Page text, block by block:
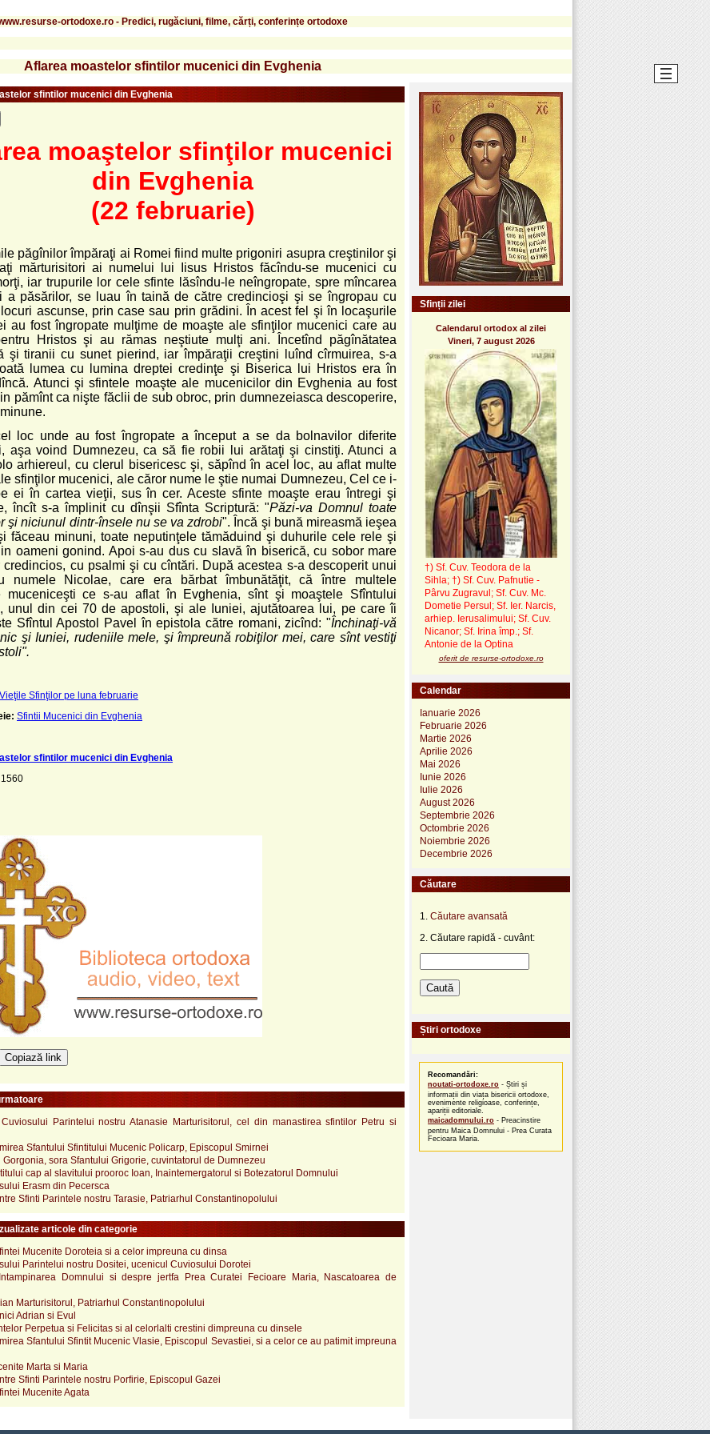
ortodoxe.ro - Predici, rugăciuni, filme, cărți, conferințe ortodoxe
Aflarea moastelor sfintilor mucenici din Evghenia
sfintilor mucenici din Evghenia
moaştelor sfinţilor mucenici
din Evghenia
(22 februarie)
păgînilor împăraţi ai Romei fiind multe prigoniri asupra creştinilor şi
mărturisitori ai numelui lui Iisus Hristos făcîndu-se mucenici cu
iar trupurile lor cele sfinte lăsîndu-le neîngropate, spre mîncarea
a păsărilor, se luau în taină de către credincioşi şi se îngropau cu
ascunse, prin case sau prin grădini. În acest fel şi în locaşurile
au fost îngropate mulţime de moaşte ale sfinţilor mucenici care au
Hristos şi au rămas neştiute mulţi ani. Încetînd păgînătatea
şi tiranii cu sunet pierind, iar împăraţii creştini luînd cîrmuirea, s-a
lumea cu lumina dreptei credinţe şi Biserica lui Hristos era în
Atunci şi sfintele moaşte ale mucenicilor din Evghenia au fost
pămînt ca nişte făclii de sub obroc, prin dumnezeiasca descoperire,
loc unde au fost îngropate a început a se da bolnavilor diferite
aşa voind Dumnezeu, ca să fie robii lui arătaţi şi cinstiţi. Atunci a
arhiereul, cu clerul bisericesc şi, săpînd în acel loc, au aflat multe
sfinţilor mucenici, ale căror nume le ştie numai Dumnezeu, Cel ce i-
ei în cartea vieţii, sus în cer. Aceste sfinte moaşte erau întregi şi
încît s-a împlinit cu dînşii Sfînta Scriptură: "Păzi-va Domnul toate
şi niciunul dintr-însele nu se va zdrobi". Încă şi bună mireasmă ieşea
făceau minuni, toate neputinţele tămăduind şi duhurile cele rele şi
oameni gonind. Apoi s-au dus cu slavă în biserică, cu sobor mare
credincios, cu psalmi şi cu cîntări. După acestea s-a descoperit unui
numele Nicolae, care era bărbat îmbunătăţit, că între multele
muceniceşti ce s-au aflat în Evghenia, sînt şi moaştele Sfîntului
unul din cei 70 de apostoli, şi ale Iuniei, ajutătoarea lui, pe care îi
Sfîntul Apostol Pavel în epistola către romani, zicînd: "Închinaţi-vă
şi Iuniei, rudeniile mele, şi împreună robiţilor mei, care sînt vestiţi
Vieţile Sfinţilor pe luna februarie
Sfintii Mucenici din Evghenia
sfintilor mucenici din Evghenia
1560
Copiază link
Parintelui nostru Atanasie Marturisitorul, cel din manastirea sfintilor Petru si
Sfantului Sfintitului Mucenic Policarp, Episcopul Smirnei
Gorgonia, sora Sfantului Grigorie, cuvintatorul de Dumnezeu
cap al slavitului prooroc Ioan, Inaintemergatorul si Botezatorul Domnului
Erasm din Pecersca
Sfinti Parintele nostru Tarasie, Patriarhul Constantinopolului
articole din categorie
Mucenite Doroteia si a celor impreuna cu dinsa
Parintelui nostru Dositei, ucenicul Cuviosului Dorotei
Domnului si despre jertfa Prea Curatei Fecioare Maria, Nascatoarea de
Marturisitorul, Patriarhul Constantinopolului
Adrian si Evul
Perpetua si Felicitas si al celorlalti crestini dimpreuna cu dinsele
Sfantului Sfintit Mucenic Vlasie, Episcopul Sevastiei, si a celor ce au patimit impreuna
Marta si Maria
Sfinti Parintele nostru Porfirie, Episcopul Gazei
Mucenite Agata
Sfinții zilei
Calendarul ortodox al zilei
Vineri, 7 august 2026
†) Sf. Cuv. Teodora de la
Sihla; †) Sf. Cuv. Pafnutie -
Pârvu Zugravul ; Sf. Cuv. Mc.
Dometie Persul; Sf. Ier. Narcis,
arhiep. Ierusalimului; Sf. Cuv.
Nicanor; Sf. Irina împ.; Sf.
Antonie de la Optina
oferit de resurse-ortodoxe.ro
Calendar
Ianuarie 2026
Februarie 2026
Martie 2026
Aprilie 2026
Mai 2026
Iunie 2026
Iulie 2026
August 2026
Septembrie 2026
Octombrie 2026
Noiembrie 2026
Decembrie 2026
Căutare
1. Căutare avansată
2. Căutare rapidă - cuvânt:
Știri ortodoxe
Recomandări:
noutati-ortodoxe.ro - Știri și
informații din viața bisericii ortodoxe,
evenimente religioase, conferințe,
apariții editoriale.
maicadomnului.ro - Preacinstire
pentru Maica Domnului - Prea Curata
Fecioara Maria.